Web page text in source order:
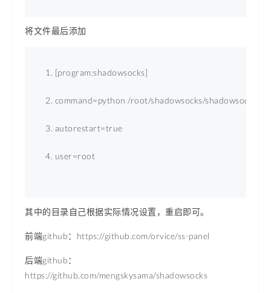
将文件最后添加
[program:shadowsocks]
command=python /root/shadowsocks/shadowsocks/
autorestart=true
user=root
其中的目录自己根据实际情况设置，重启即可。
前端github：https://github.com/orvice/ss-panel
后端github：
https://github.com/mengskysama/shadowsocks